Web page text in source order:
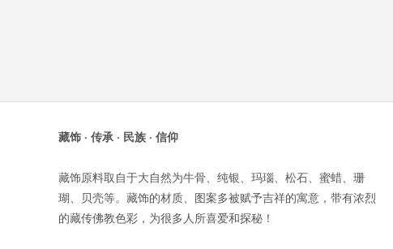
藏饰 · 传承 · 民族 · 信仰
藏饰原料取自于大自然为牛骨、纯银、玛瑙、松石、蜜蜡、珊
瑚、贝壳等。藏饰的材质、图案多被赋予吉祥的寓意，带有浓烈
的藏传佛教色彩，为很多人所喜爱和探秘！